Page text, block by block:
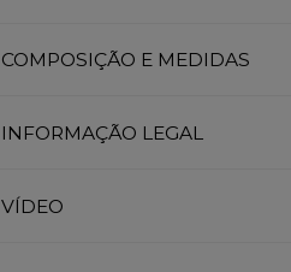
COMPOSIÇÃO E MEDIDAS
INFORMAÇÃO LEGAL
VÍDEO